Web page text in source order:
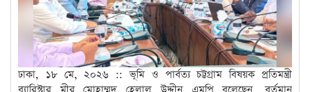
ঢাকা, ১৮ মে, ২০২৬ :: ভূমি ও পার্বত্য চট্টগ্রাম বিষয়ক প্রতিমন্ত্রী